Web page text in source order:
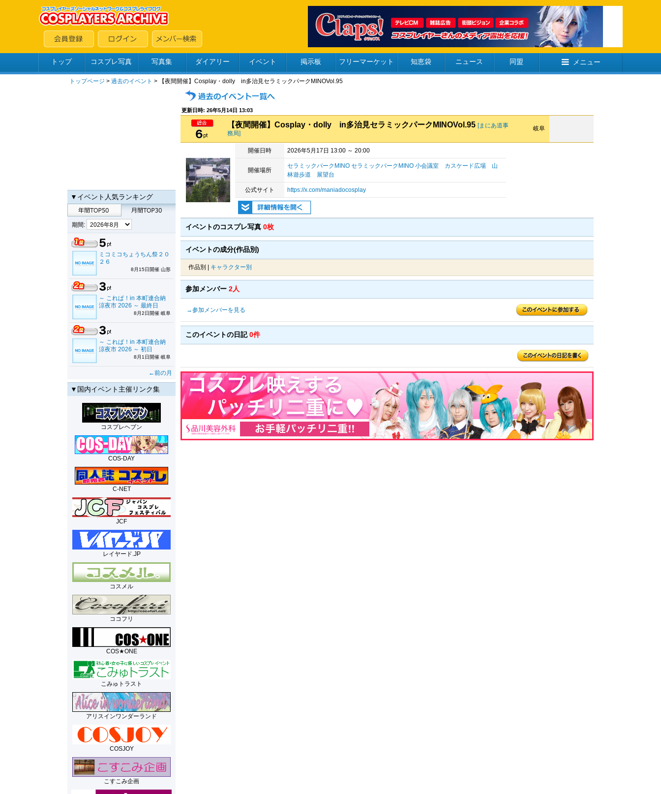
トップ コスプレ写真 写真集 ダイアリー イベント 掲示板 フリーマーケット 知恵袋 ニュース 同盟 メニュー
トップページ > 過去のイベント > 【夜間開催】Cosplay・dolly in多治見セラミックパークMINOVol.95
▼イベント人気ランキング
期間:
ミコミコちょうちん祭２０
２６
8月15日開催 山形
～ これぱ！in 本町連合納
涼夜市 2026 ～ 最終日
8月2日開催 岐阜
～ これぱ！in 本町連合納
涼夜市 2026 ～ 初日
8月1日開催 岐阜
←前の月
▼国内イベント主催リンク集
コスプレヘブン
COS-DAY
C-NET
JCF
レイヤード.JP
コスメル
ココフリ
COS★ONE
こみゅトラスト
アリスインワンダーランド
COSJOY
こすこみ企画
更新日時: 26年5月14日 13:03
【夜間開催】Cosplay・dolly in多治見セラミックパークMINOVol.95 [まにあ道事
務局]
岐阜
開催日時 2026年5月17日 13:00 ～ 20:00
開催場所
セラミックパークMINO セラミックパークMINO 小会議室 カスケード広場 山
林遊歩道 展望台
公式サイト https://x.com/maniadocosplay
イベントのコスプレ写真 0枚
イベントの成分(作品別)
作品別 | キャラクター別
参加メンバー 2人
→参加メンバーを見る
このイベントの日記0件